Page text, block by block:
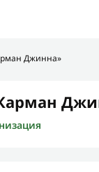
Джинна»
форма не найдена.
нам
в ближайшее
новый запрос